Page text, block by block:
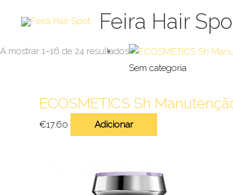
Feira Hair
A mostrar 1–16 de 24 resultados
Sem categoria
ECOSMETICS Sh
€17.60 Adicionar